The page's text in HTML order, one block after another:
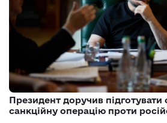
Президент доручив підготувати
санкційну операцію проти